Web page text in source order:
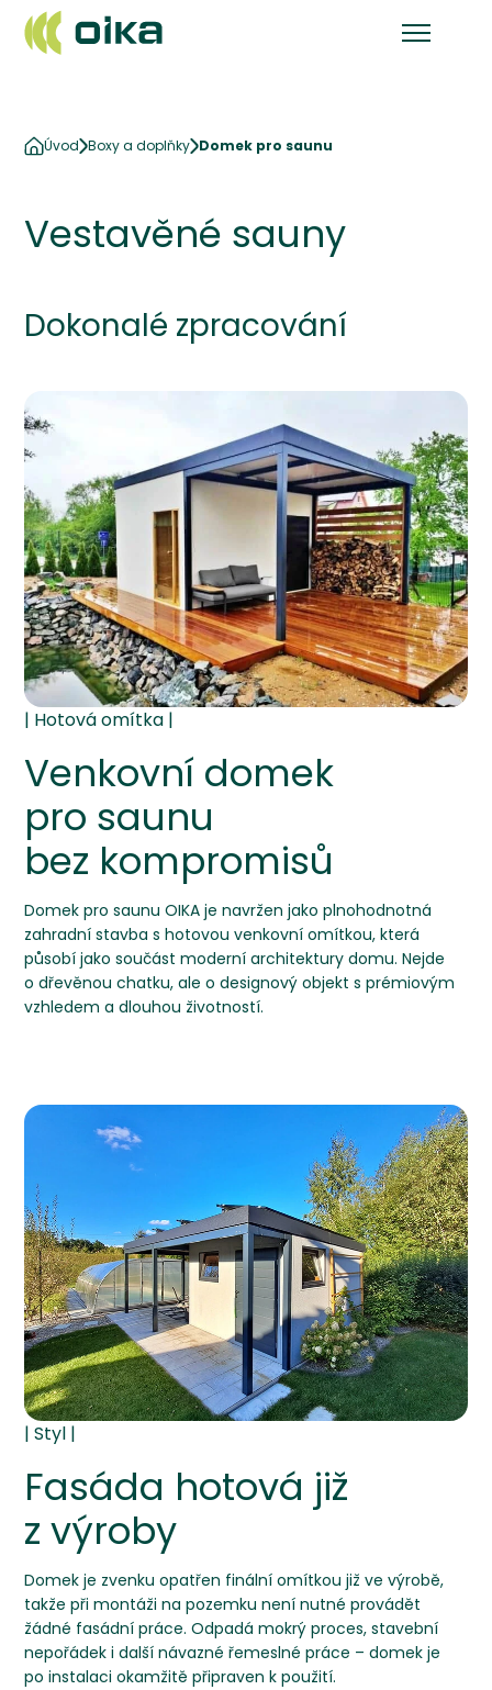
Úvod Boxy a doplňky Domek pro saunu
Vestavěné sauny
Dokonalé zpracování
Venkovní domek
pro saunu
bez kompromisů
Domek pro saunu OIKA je navržen jako plnohodnotná
zahradní stavba s hotovou venkovní omítkou, která
působí jako součást moderní architektury domu. Nejde
o dřevěnou chatku, ale o designový objekt s prémiovým
vzhledem a dlouhou životností.
Fasáda hotová již
z výroby
Domek je zvenku opatřen finální omítkou již ve výrobě,
takže při montáži na pozemku není nutné provádět
žádné fasádní práce. Odpadá mokrý proces, stavební
nepořádek i další návazné řemeslné práce – domek je
po instalaci okamžitě připraven k použití.